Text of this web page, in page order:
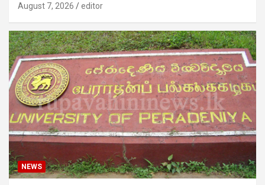
August 7, 2026 editor
NEWS